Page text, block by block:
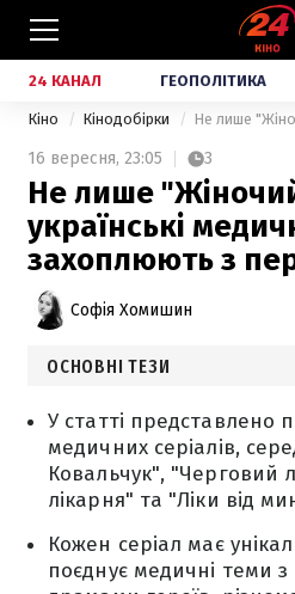
24 КАНАЛ ГЕОПОЛІТИКА
Кіно Кінодобірки
16 вересня, 23:05 3
Не лише
українські
захоплюють з
Софія Хомишин
ОСНОВНІ ТЕЗИ
У статті представлено
медичних серіалів,
Ковальчук", "Черговий
лікарня" та "Ліки від
Кожен серіал має
поєднує медичні теми